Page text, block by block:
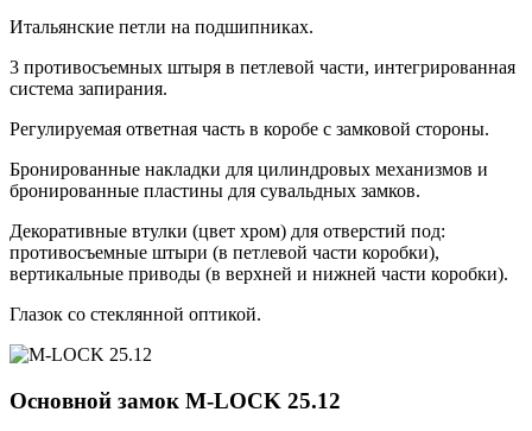
Итальянские петли на подшипниках.
3 противосъемных штыря в петлевой части, интегрированная
система запирания.
Регулируемая ответная часть в коробе с замковой стороны.
Бронированные накладки для цилиндровых механизмов и
бронированные пластины для сувальдных замков.
Декоративные втулки (цвет хром) для отверстий под:
противосъемные штыри (в петлевой части коробки),
вертикальные приводы (в верхней и нижней части коробки).
Глазок со стеклянной оптикой.
Основной замок M-LOCK 25.12